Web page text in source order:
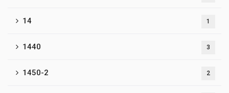
14 1
1440 3
1450-2 2